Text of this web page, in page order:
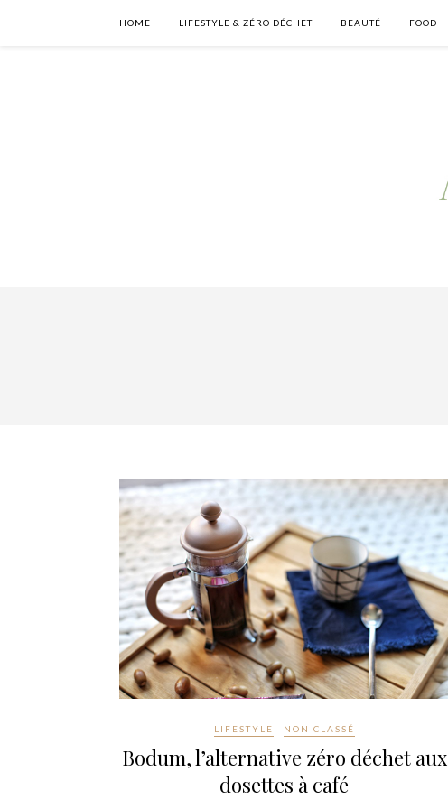
HOME LIFESTYLE & ZÉRO DÉCHET BEAUTÉ FOOD
LIFESTYLE NON CLASSÉ
Bodum, l’alternative zéro déchet aux
dosettes à café